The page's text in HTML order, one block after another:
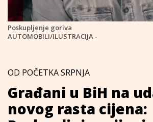
Poskupljenje goriva
AUTOMOBILI/ILUSTRACIJA -
OD POČETKA SRPNJA
Građani u BiH na
novog rasta cijena: